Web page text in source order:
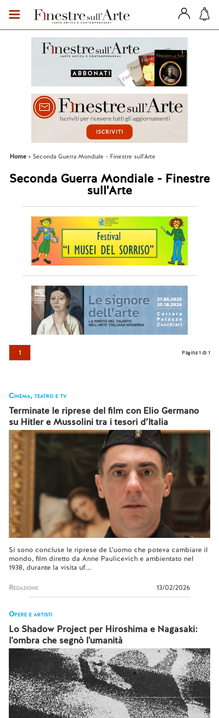
Home Seconda Guerra Mondiale - Finestre sull'Arte
Seconda Guerra Mondiale - Finestre
sull'Arte
1 Pagina 1 di 1
Cinema, teatro e tv
Terminate le riprese del film con Elio Germano
su Hitler e Mussolini tra i tesori d’Italia
Si sono concluse le riprese de L’uomo che poteva cambiare il
mondo, film diretto da Anne Paulicevich e ambientato nel
1938, durante la visita uf...
Redazione 13/02/2026
Opere e artisti
Lo Shadow Project per Hiroshima e Nagasaki:
l'ombra che segnò l'umanità